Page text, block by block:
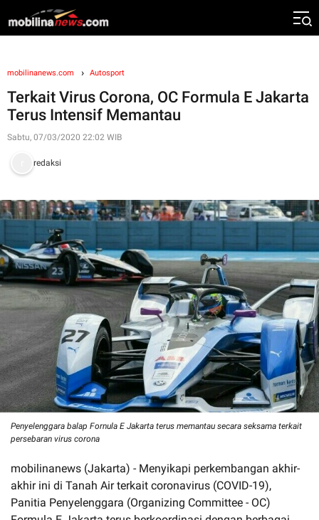
mobilinanews.com Autosport
Terkait Virus Corona, OC Formula E Jakarta
Terus Intensif Memantau
Sabtu, 07/03/2020 22:02 WIB
redaksi
Penyelenggara balap Fornula E Jakarta terus memantau secara seksama terkait
persebaran virus corona
mobilinanews (Jakarta) - Menyikapi perkembangan akhir-
akhir ini di Tanah Air terkait coronavirus (COVID-19),
Panitia Penyelenggara (Organizing Committee - OC)